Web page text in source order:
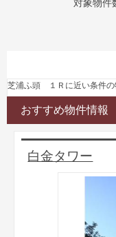
対象物件
芝浦ふ頭 １Ｒに近い条件の
おすすめ物件情報
白金タワー